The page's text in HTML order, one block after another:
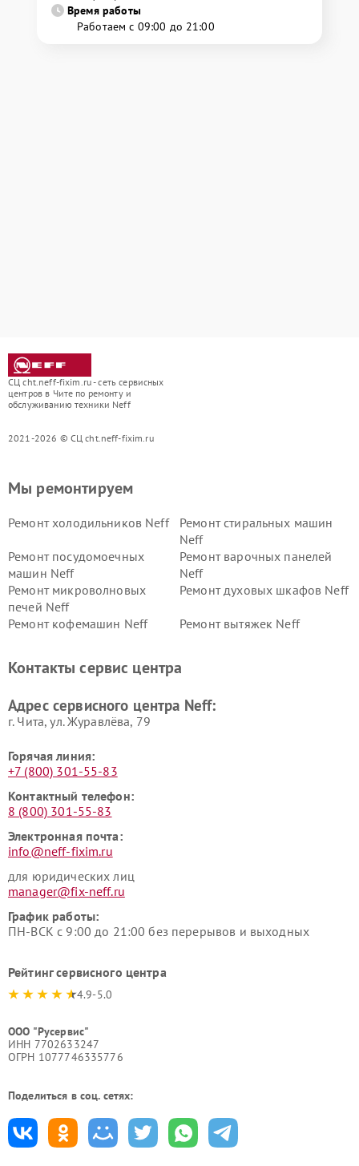
Время работы
Работаем с 09:00 до 21:00
СЦ cht.neff-fixim.ru - сеть сервисных
центров в Чите по ремонту и
обслуживанию техники Neff
2021-2026 © СЦ cht.neff-fixim.ru
Мы ремонтируем
Ремонт холодильников Neff
Ремонт стиральных машин
Neff
Ремонт посудомоечных
машин Neff
Ремонт варочных панелей
Neff
Ремонт микроволновых
печей Neff
Ремонт духовых шкафов Neff
Ремонт кофемашин Neff Ремонт вытяжек Neff
Контакты сервис центра
Адрес сервисного центра Neff:
г. Чита, ул. Журавлёва, 79
Горячая линия:
+7 (800) 301-55-83
Контактный телефон:
8 (800) 301-55-83
Электронная почта:
info@neff-fixim.ru
для юридических лиц
manager@fix-neff.ru
График работы:
ПН-ВСК с 9:00 до 21:00 без перерывов и выходных
Рейтинг сервисного центра
4.9-5.0
ООО "Русервис"
ИНН 7702633247
ОГРН 1077746335776
Поделиться в соц. сетях: